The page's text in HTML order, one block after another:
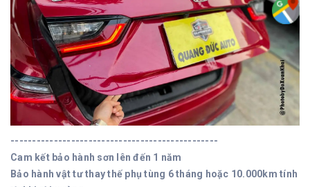
------------------------------------------------
Cam kết bảo hành sơn lên đến 1 năm
Bảo hành vật tư thay thế phụ tùng 6 tháng hoặc 10.000km tính